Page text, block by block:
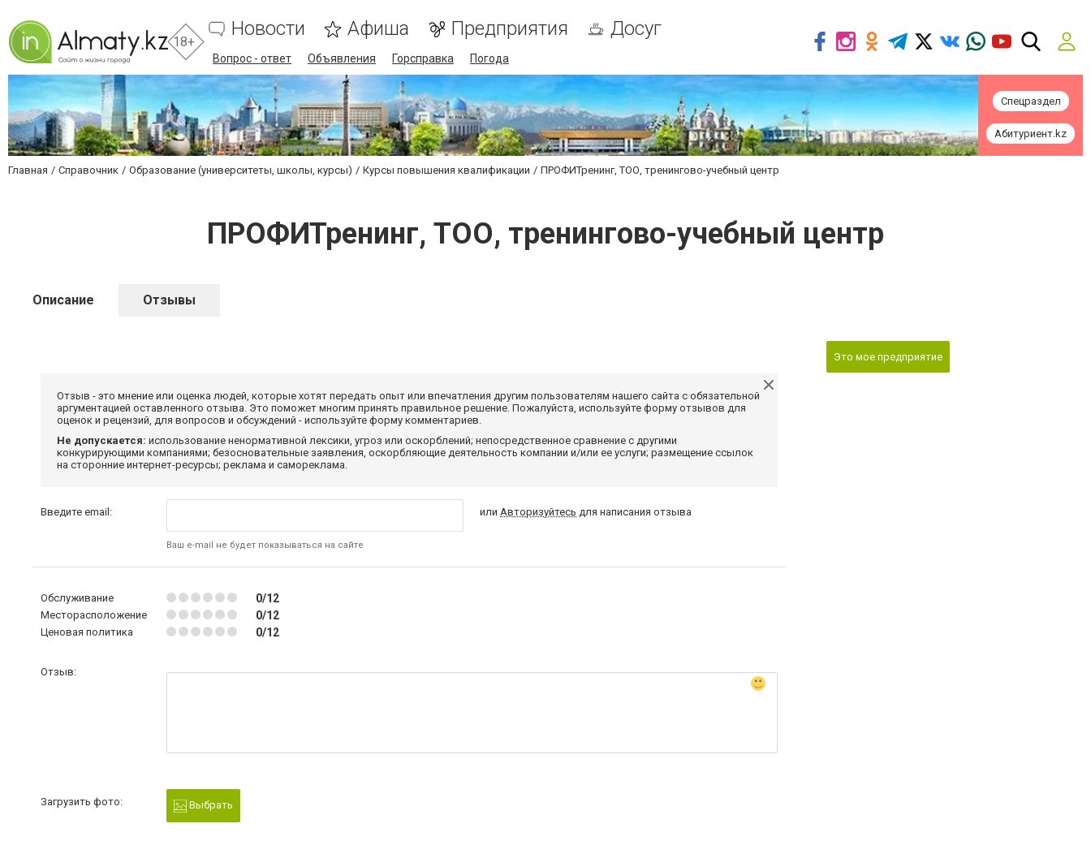
18+
Новости Афиша Предприятия Досуг
Вопрос - ответ Объявления Горсправка Погода
Спецраздел
Абитуриент.kz
Главная Справочник Образование (университеты, школы, курсы) Курсы повышения квалификации ПРОФИТренинг, ТОО, тренингово-учебный центр
ПРОФИТренинг, ТОО, тренингово-учебный центр
Описание Отзывы
Отзыв - это мнение или оценка людей, которые хотят передать опыт или впечатления другим пользователям нашего сайта с обязательной
аргументацией оставленного отзыва. Это поможет многим принять правильное решение. Пожалуйста, используйте форму отзывов для
оценок и рецензий, для вопросов и обсуждений - используйте форму комментариев.
Не допускается: использование ненормативной лексики, угроз или оскорблений; непосредственное сравнение с другими
конкурирующими компаниями; безосновательные заявления, оскорбляющие деятельность компании и/или ее услуги; размещение ссылок
на сторонние интернет-ресурсы; реклама и самореклама.
Введите email:
Ваш e-mail не будет показываться на сайте
илиАвторизуйтесь для написания отзыва
Обслуживание 0/12
Месторасположение 0/12
Ценовая политика 0/12
Отзыв:
Загрузить фото: Выбрать
Это мое предприятие